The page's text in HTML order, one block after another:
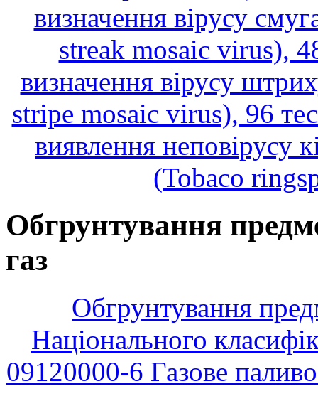
визначення вірусу
streak mosaic virus),
визначення вірусу
stripe mosaic virus), 96
виявлення неповірусу
(Tobaco
Обгрунтування
газ
Обгрунтування
Національного
09120000-6 Газове